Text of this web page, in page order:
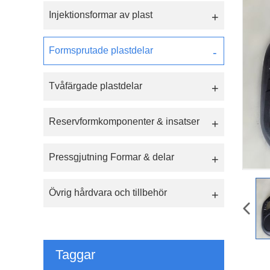
Injektionsformar av plast
Formsprutade plastdelar
Tvåfärgade plastdelar
Reservformkomponenter & insatser
Pressgjutning Formar & delar
Övrig hårdvara och tillbehör
Taggar